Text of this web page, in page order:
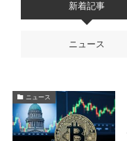
新着記事
ニュース
ニュース